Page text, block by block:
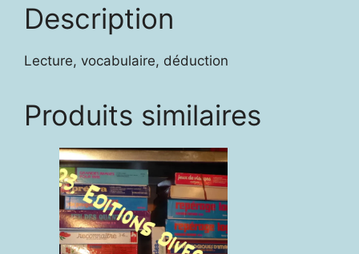
Description
Lecture, vocabulaire, déduction
Produits similaires